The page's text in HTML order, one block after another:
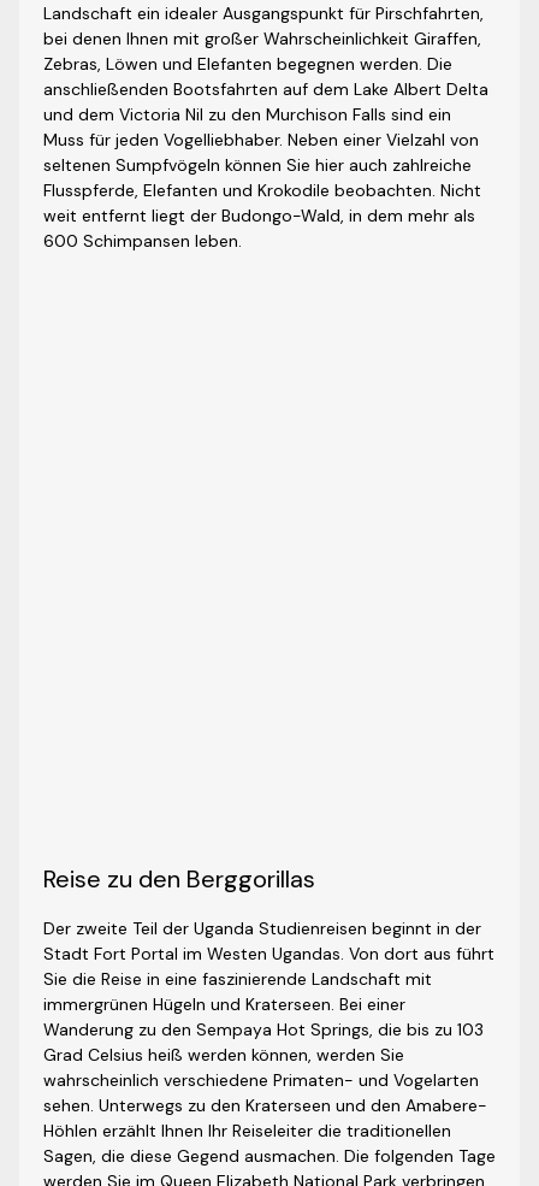
Landschaft ein idealer Ausgangspunkt für Pirschfahrten,
bei denen Ihnen mit großer Wahrscheinlichkeit Giraffen,
Zebras, Löwen und Elefanten begegnen werden. Die
anschließenden Bootsfahrten auf dem Lake Albert Delta
und dem Victoria Nil zu den Murchison Falls sind ein
Muss für jeden Vogelliebhaber. Neben einer Vielzahl von
seltenen Sumpfvögeln können Sie hier auch zahlreiche
Flusspferde, Elefanten und Krokodile beobachten. Nicht
weit entfernt liegt der Budongo-Wald, in dem mehr als
600 Schimpansen leben.
Reise zu den Berggorillas
Der zweite Teil der Uganda Studienreisen beginnt in der
Stadt Fort Portal im Westen Ugandas. Von dort aus führt
Sie die Reise in eine faszinierende Landschaft mit
immergrünen Hügeln und Kraterseen. Bei einer
Wanderung zu den Sempaya Hot Springs, die bis zu 103
Grad Celsius heiß werden können, werden Sie
wahrscheinlich verschiedene Primaten- und Vogelarten
sehen. Unterwegs zu den Kraterseen und den Amabere-
Höhlen erzählt Ihnen Ihr Reiseleiter die traditionellen
Sagen, die diese Gegend ausmachen. Die folgenden Tage
werden Sie im Queen Elizabeth National Park verbringen.